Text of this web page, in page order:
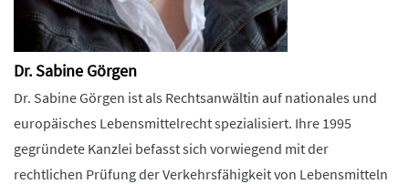
Dr. Sabine Görgen
Dr. Sabine Görgen ist als Rechtsanwältin auf nationales und
europäisches Lebensmittelrecht spezialisiert. Ihre 1995
gegründete Kanzlei befasst sich vorwiegend mit der
rechtlichen Prüfung der Verkehrsfähigkeit von Lebensmitteln